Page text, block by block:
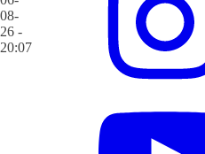
08-
26 -
20:07